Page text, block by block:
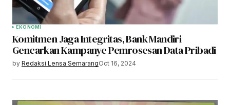
EKONOMI
Komitmen Jaga Integritas, Bank Mandiri
Gencarkan Kampanye Pemrosesan Data Pribadi
by Redaksi Lensa SemarangOct 16, 2024